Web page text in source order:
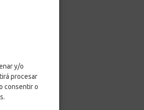
y/o
procesar
consentir o